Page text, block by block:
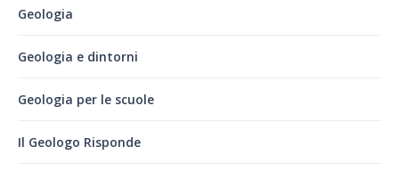
Geologia
Geologia e dintorni
Geologia per le scuole
Il Geologo Risponde